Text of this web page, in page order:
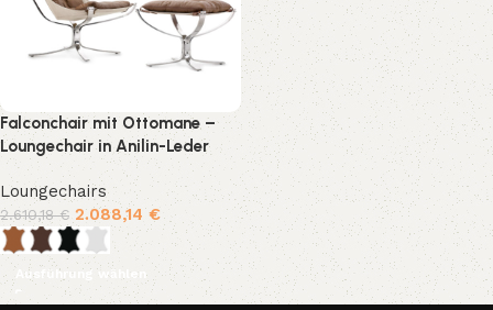
Falconchair mit Ottomane –
Loungechair in Anilin-Leder
Loungechairs
2.610,18€ 2.088,14€
Ausführung wählen